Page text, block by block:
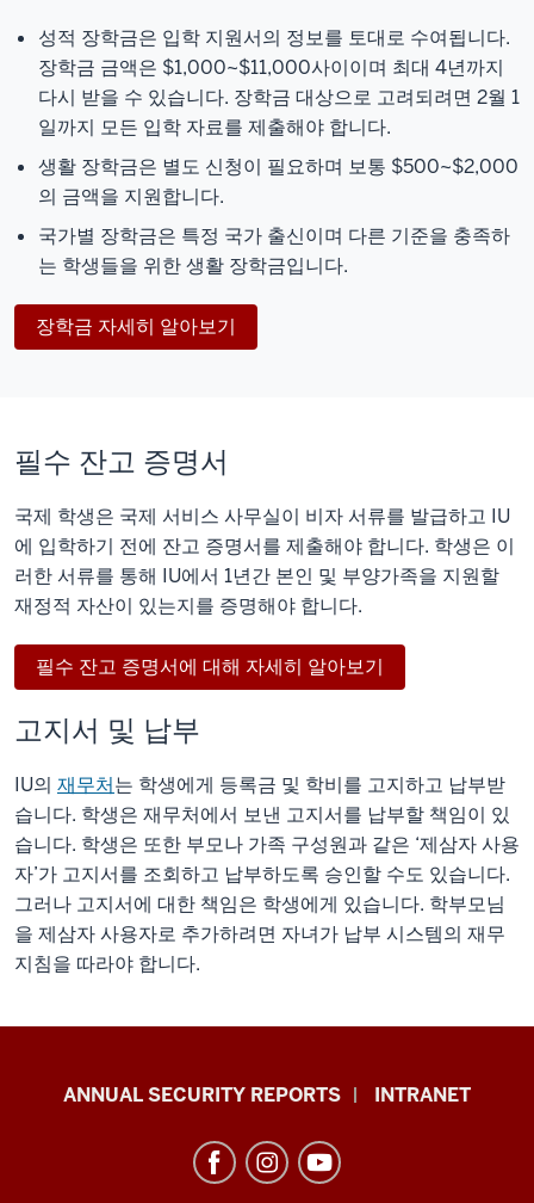
성적 장학금은 입학 지원서의 정보를 토대로 수여됩니다.
장학금 금액은 $1,000~$11,000사이이며 최대 4년까지
다시 받을 수 있습니다. 장학금 대상으로 고려되려면 2월 1
일까지 모든 입학 자료를 제출해야 합니다.
생활 장학금은 별도 신청이 필요하며 보통 $500~$2,000
의 금액을 지원합니다.
국가별 장학금은 특정 국가 출신이며 다른 기준을 충족하
는 학생들을 위한 생활 장학금입니다.
장학금 자세히 알아보기
필수 잔고 증명서
국제 학생은 국제 서비스 사무실이 비자 서류를 발급하고 IU
에 입학하기 전에 잔고 증명서를 제출해야 합니다. 학생은 이
러한 서류를 통해 IU에서 1년간 본인 및 부양가족을 지원할
재정적 자산이 있는지를 증명해야 합니다.
필수 잔고 증명서에 대해 자세히 알아보기
고지서 및 납부
IU의 재무처는 학생에게 등록금 및 학비를 고지하고 납부받
습니다. 학생은 재무처에서 보낸 고지서를 납부할 책임이 있
습니다. 학생은 또한 부모나 가족 구성원과 같은 ‘제삼자 사용
자’가 고지서를 조회하고 납부하도록 승인할 수도 있습니다.
그러나 고지서에 대한 책임은 학생에게 있습니다. 학부모님
을 제삼자 사용자로 추가하려면 자녀가 납부 시스템의 재무
지침을 따라야 합니다.
Office
International
ANNUAL SECURITY REPORTS INTRANET